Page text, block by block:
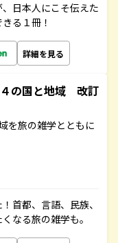
日本人にこそ伝えた
る１冊！
詳細を見る
の国と地域 改訂
を旅の雑学とともに
首都、言語、民族、
なる旅の雑学も。